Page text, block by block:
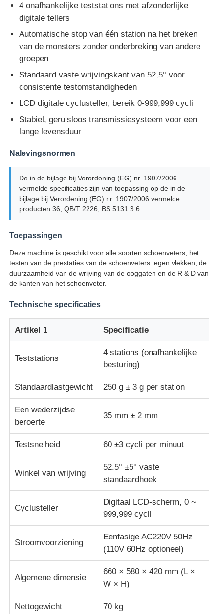
Kwaliteitscontrole
Contacteer ons
Vraag een offerte aan
Laboratorium het Testen Materiaal
Milieutestkamer
Impact testmachine
Schuring het testen Machine
rubber het testen materiaal
Gebouwmaterialen-testapparatuur
Verpakkingstestapparatuur
Testapparatuur voor kleefstoffen
stof testmachine
Temperatuur en Vochtigheidscontrolemechanisme
hardheidsmeetapparaat
4 onafhankelijke teststations met afzonderlijke
digitale tellers
Automatische stop van één station na het breken
van de monsters zonder onderbreking van andere
groepen
Standaard vaste wrijvingskant van 52,5° voor
consistente testomstandigheden
LCD digitale cyclusteller, bereik 0-999,999 cycli
Stabiel, geruisloos transmissiesysteem voor een
lange levensduur
Nalevingsnormen
De in de bijlage bij Verordening (EG) nr. 1907/2006
vermelde specificaties zijn van toepassing op de in de
bijlage bij Verordening (EG) nr. 1907/2006 vermelde
producten.36, QB/T 2226, BS 5131:3.6
Toepassingen
Deze machine is geschikt voor alle soorten schoenveters, het
testen van de prestaties van de schoenveters tegen vlekken, de
duurzaamheid van de wrijving van de ooggaten en de R & D van
de kanten van het schoenveter.
Technische specificaties
Artikel 1 Specificatie
Teststations
4 stations (onafhankelijke
besturing)
Standaardlastgewicht 250 g ± 3 g per station
Een wederzijdse
beroerte
35 mm ± 2 mm
Testsnelheid 60 ±3 cycli per minuut
Winkel van wrijving
52.5° ±5° vaste
standaardhoek
Cyclusteller
Digitaal LCD-scherm, 0 ~
999,999 cycli
Stroomvoorziening
Eenfasige AC220V 50Hz
(110V 60Hz optioneel)
Algemene dimensie
660 × 580 × 420 mm (L ×
W × H)
Nettogewicht 70 kg